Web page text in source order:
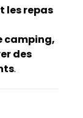
les repas
camping,
des
.